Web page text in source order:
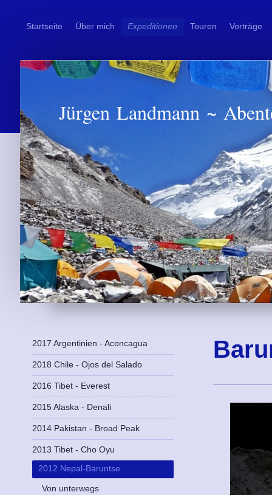
Startseite Über mich Expeditionen Touren Vorträge
Jürgen Landmann ~
2017 Argentinien - Aconcagua
2018 Chile - Ojos del Salado
2016 Tibet - Everest
2015 Alaska - Denali
2014 Pakistan - Broad Peak
2013 Tibet - Cho Oyu
2012 Nepal-Baruntse
Von unterwegs